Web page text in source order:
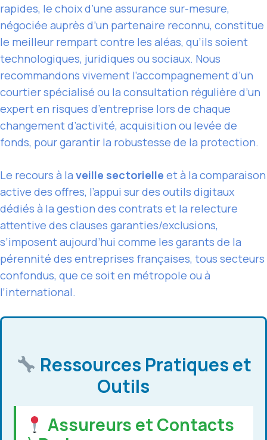
rapides, le choix d’une assurance sur-mesure,
négociée auprès d’un partenaire reconnu, constitue
le meilleur rempart contre les aléas, qu’ils soient
technologiques, juridiques ou sociaux. Nous
recommandons vivement l’accompagnement d’un
courtier spécialisé ou la consultation régulière d’un
expert en risques d’entreprise lors de chaque
changement d’activité, acquisition ou levée de
fonds, pour garantir la robustesse de la protection.
Le recours à la veille sectorielle et à la comparaison
active des offres, l’appui sur des outils digitaux
dédiés à la gestion des contrats et la relecture
attentive des clauses garanties/exclusions,
s’imposent aujourd’hui comme les garants de la
pérennité des entreprises françaises, tous secteurs
confondus, que ce soit en métropole ou à
l’international.
Ressources Pratiques et
Outils
Assureurs et Contacts